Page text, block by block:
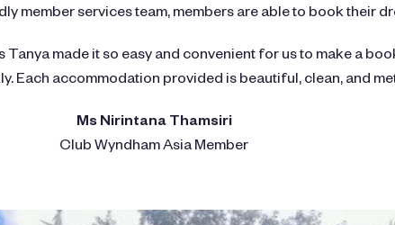
member services team, members are able to book their
Tanya made it so easy and convenient for us to make a
Each accommodation provided is beautiful, clean, and
Ms Nirintana Thamsiri
Club Wyndham Asia Member